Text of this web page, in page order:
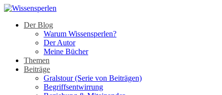
Der Blog
Warum Wissensperlen?
Der Autor
Meine Bücher
Themen
Beiträge
Gralstour (Serie von Beiträgen)
Begriffsentwirrung